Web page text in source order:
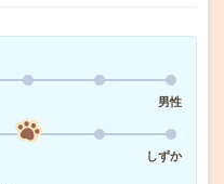
男性
しずか